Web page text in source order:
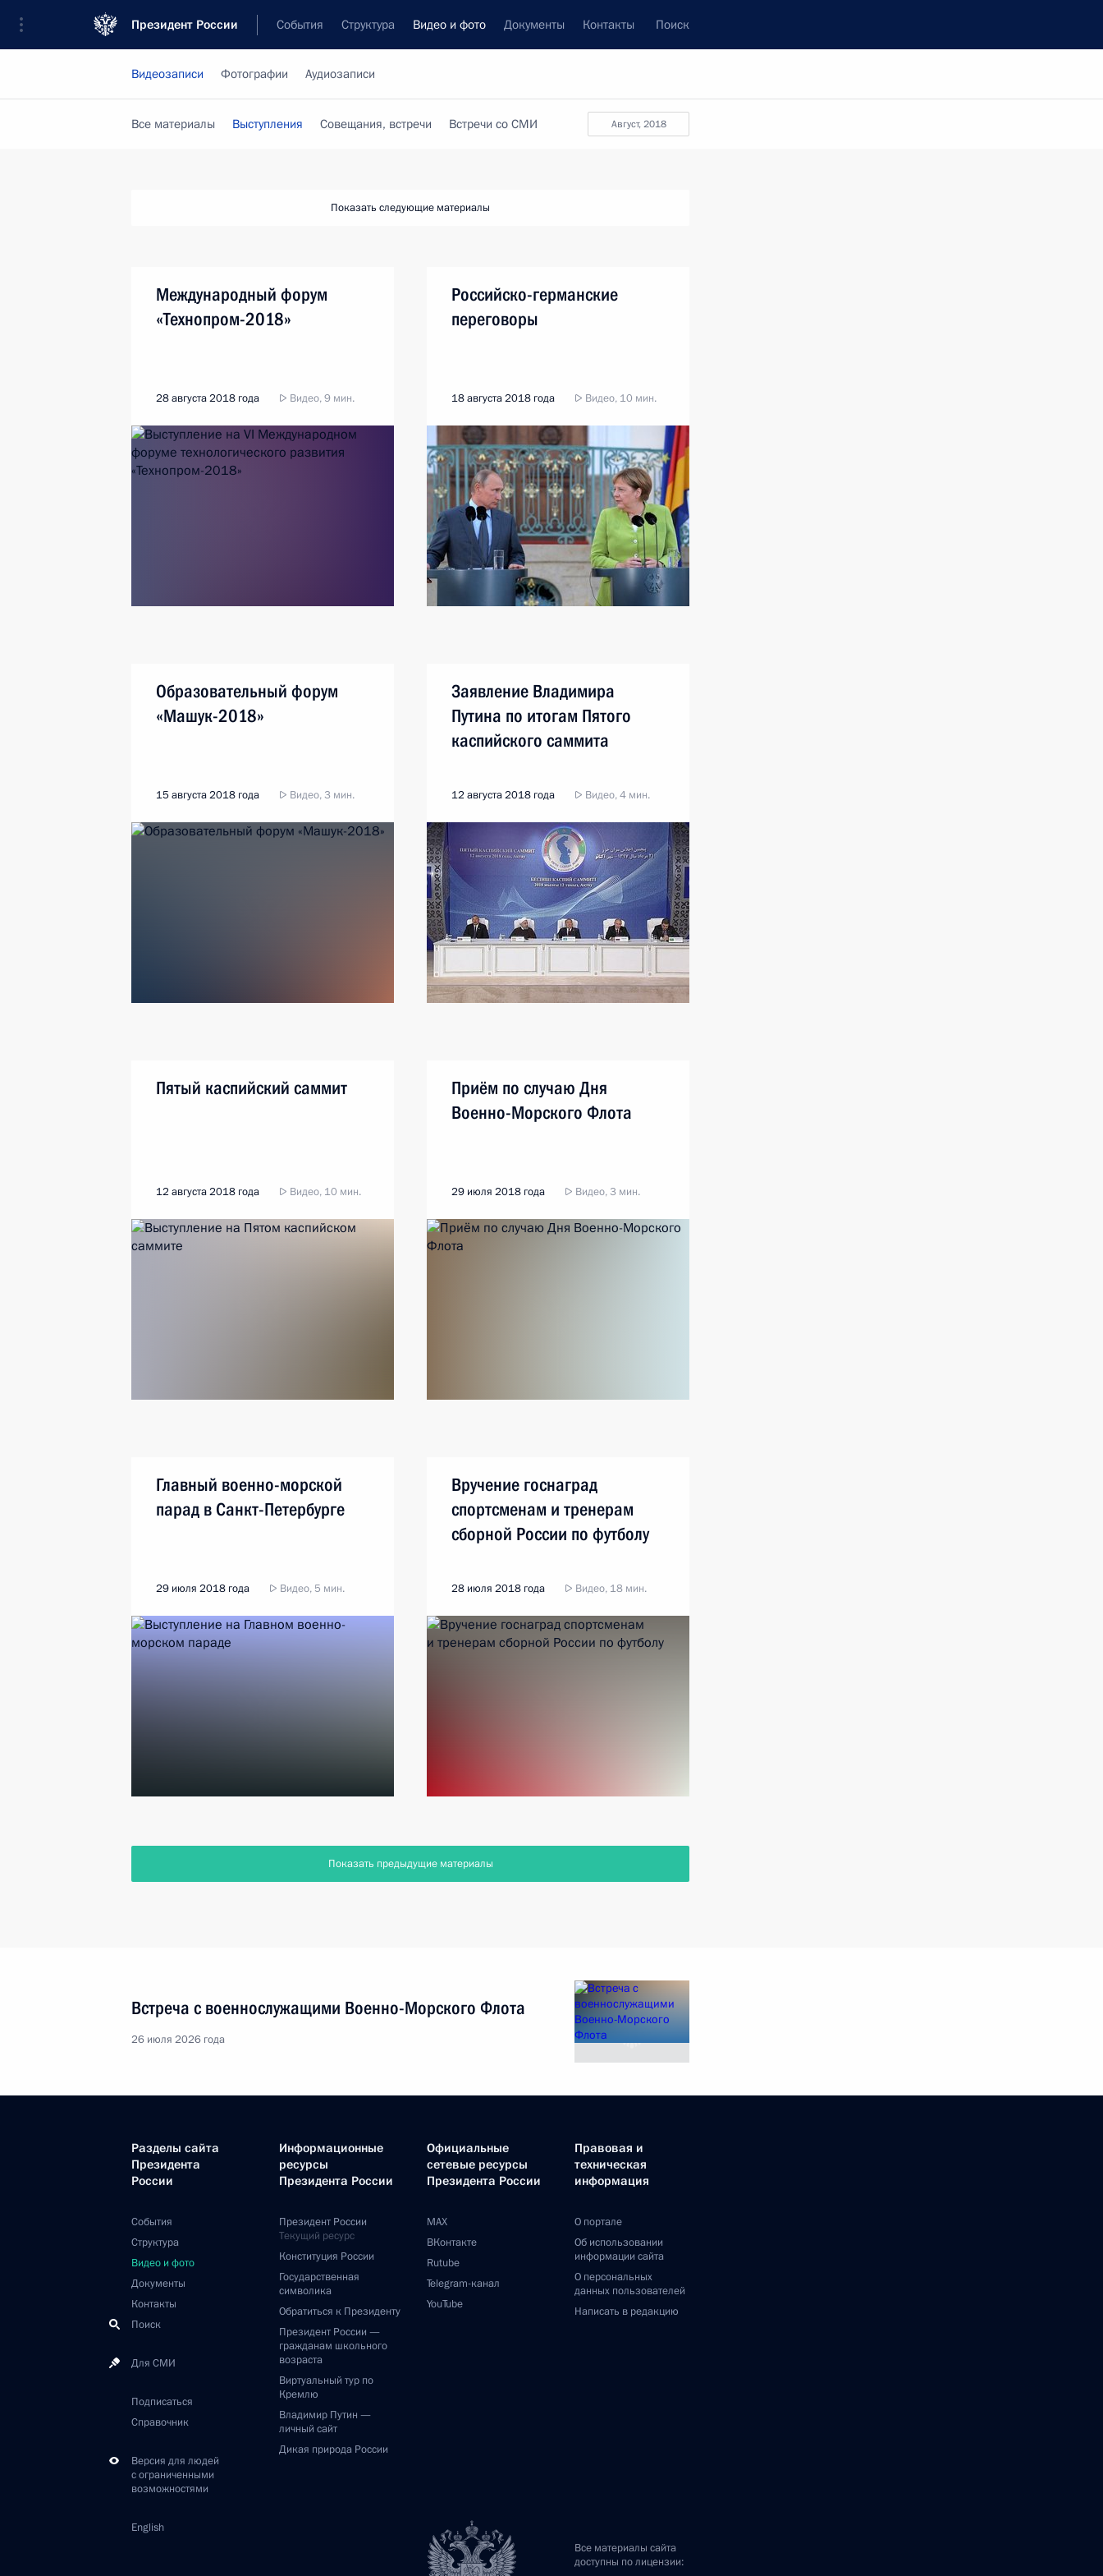
Президент России События Структура Видео и фото Документы Контакты Поиск
Видеозаписи Фотографии Аудиозаписи
август, 2018
Все материалы Выступления Совещания, встречи Встречи со СМИ
Показать следующие материалы
Международный форум
«Технопром-2018»
28 августа 2018 года Видео, 9 мин.
Российско-германские
переговоры
18 августа 2018 года Видео, 10 мин.
Образовательный форум
«Машук-2018»
15 августа 2018 года Видео, 3 мин.
Заявление Владимира
Путина по итогам Пятого
каспийского саммита
12 августа 2018 года Видео, 4 мин.
Пятый каспийский саммит
12 августа 2018 года Видео, 10 мин.
Приём по случаю Дня
Военно-Морского Флота
29 июля 2018 года Видео, 3 мин.
Главный военно-морской
парад в Санкт-Петербурге
29 июля 2018 года Видео, 5 мин.
Вручение госнаград
спортсменам и тренерам
сборной России по футболу
28 июля 2018 года Видео, 18 мин.
Показать предыдущие материалы
Встреча с военнослужащими Военно-Морского Флота
26 июля 2026 года
Разделы сайта
Президента
России
События
Структура
Видео и фото
Документы
Контакты
Поиск
Для СМИ
Подписаться
Справочник
Версия для людей
с ограниченными
возможностями
English
Информационные
ресурсы
Президента России
Президент России
Текущий ресурс
Конституция России
Государственная
символика
Обратиться к Президенту
Президент России —
гражданам школьного
возраста
Виртуальный тур по
Кремлю
Владимир Путин —
личный сайт
Дикая природа России
Официальные
сетевые ресурсы
Президента России
MAX
ВКонтакте
Rutube
Telegram-канал
YouTube
Правовая и
техническая
информация
О портале
Об использовании
информации сайта
О персональных
данных пользователей
Написать в редакцию
Все материалы сайта
доступны по лицензии: